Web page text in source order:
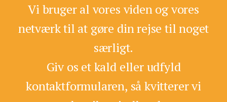
Vi bruger al vores viden og vores
netværk til at gøre din rejse til noget
særligt.
Giv os et kald eller udfyld
kontaktformularen, så kvitterer vi